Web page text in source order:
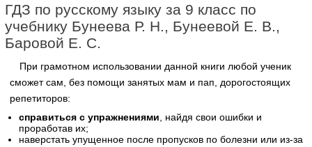
ГДЗ по русскому языку за 9 класс по
учебнику Бунеева Р. Н., Бунеевой Е. В.,
Баровой Е. С.
При грамотном использовании данной книги любой ученик
сможет сам, без помощи занятых мам и пап, дорогостоящих
репетиторов:
справиться с упражнениями , найдя свои ошибки и
проработав их;
наверстать упущенное после пропусков по болезни или из-за